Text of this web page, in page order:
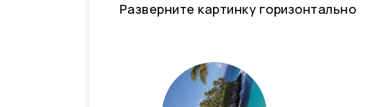
Разверните картинку горизонтально